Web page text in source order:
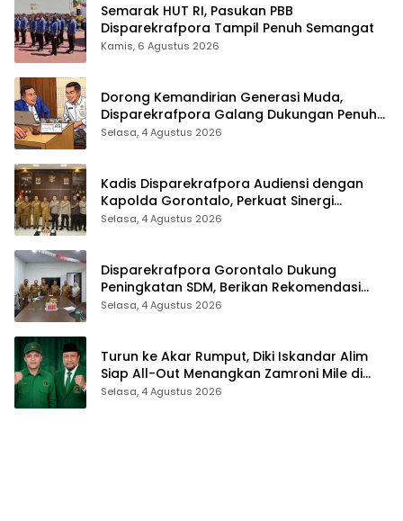
Semarak HUT RI, Pasukan PBB
Disparekrafpora Tampil Penuh Semangat
Kamis, 6 Agustus 2026
Dorong Kemandirian Generasi Muda,
Disparekrafpora Galang Dukungan Penuh
Para Aleg Deprov
Selasa, 4 Agustus 2026
Kadis Disparekrafpora Audiensi dengan
Kapolda Gorontalo, Perkuat Sinergi
Sukseskan Gorontalo Karnaval Karawo
Selasa, 4 Agustus 2026
Disparekrafpora Gorontalo Dukung
Peningkatan SDM, Berikan Rekomendasi
Studi S3 bagi Pegawai
Selasa, 4 Agustus 2026
Turun ke Akar Rumput, Diki Iskandar Alim
Siap All-Out Menangkan Zamroni Mile di
Pilkada Bone Bolango
Selasa, 4 Agustus 2026